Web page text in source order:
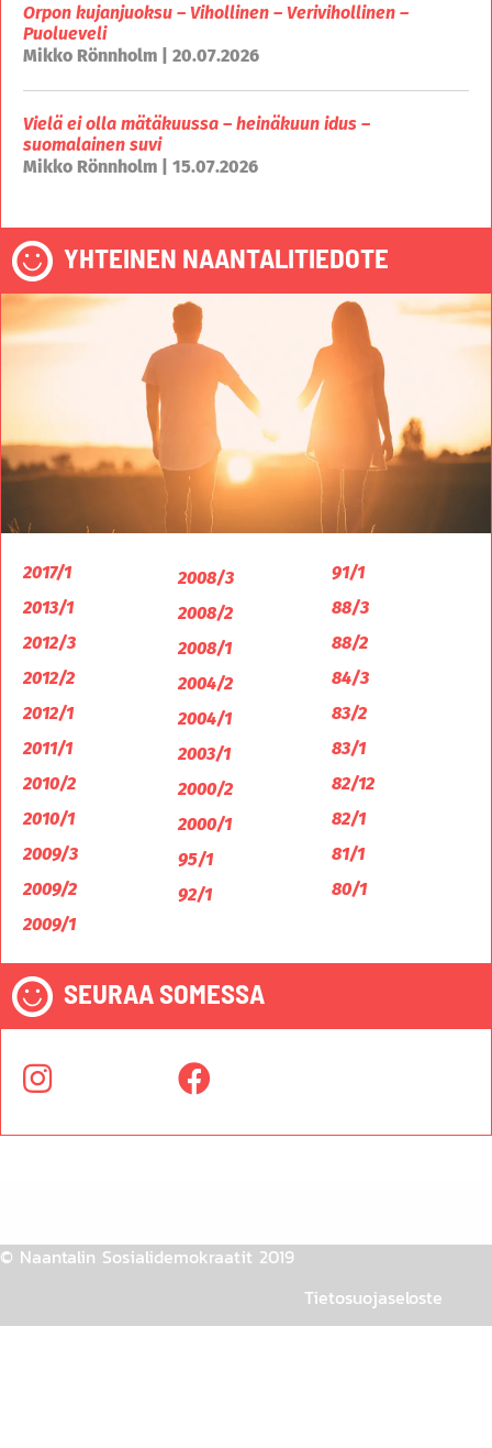
Orpon kujanjuoksu – Vihollinen – Verivihollinen –
Puolueveli
Mikko Rönnholm | 20.07.2026
Vielä ei olla mätäkuussa – heinäkuun idus –
suomalainen suvi
Mikko Rönnholm | 15.07.2026
YHTEINEN NAANTALITIEDOTE
2017/1
2013/1
2012/3
2012/2
2012/1
2011/1
2010/2
2010/1
2009/3
2009/2
2009/1
2008/3
2008/2
2008/1
2004/2
2004/1
2003/1
2000/2
2000/1
95/1
92/1
91/1
88/3
88/2
84/3
83/2
83/1
82/12
82/1
81/1
80/1
SEURAA SOMESSA
© Naantalin Sosialidemokraatit 2019
Tietosuojaseloste